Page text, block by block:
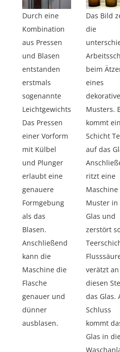
Durch eine
Kombination
aus Pressen
und Blasen
entstanden
erstmals
sogenannte
Leichtgewichtsflaschen.
Das Pressen
einer Vorform
mit Külbel
und Plunger
erlaubt eine
genauere
Formgebung
als das
Blasen.
Anschließend
kann die
Maschine die
Flasche
genauer und
dünner
ausblasen.
Das Bild
die
beim
eines
Musters.
kommt
Schicht
auf das
ritzt eine
Maschine
Muster in
Glas und
zerstört
verätzt an
diesen
das Glas.
Schluss
kommt
Glas in